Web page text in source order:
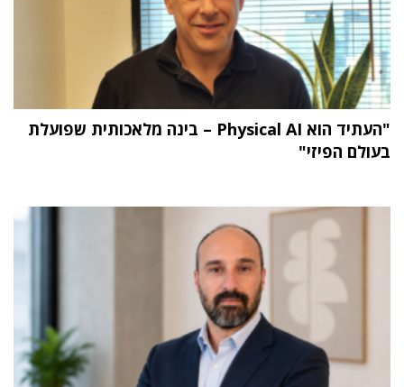
"העתיד הוא Physical AI – בינה מלאכותית שפועלת
בעולם הפיזי"